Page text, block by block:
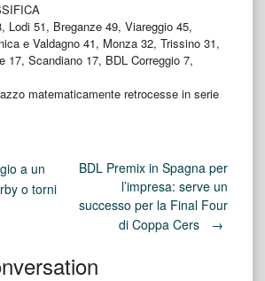
Lodi 51, Breganze 49, Viareggio 45,
e Valdagno 41, Monza 32, Trissino 31,
17, Scandiano 17, BDL Correggio 7,
matematicamente retrocesse in serie
a un
o torni
BDL Premix in Spagna per
l’impresa: serve un
successo per la Final Four
di Coppa Cers
→